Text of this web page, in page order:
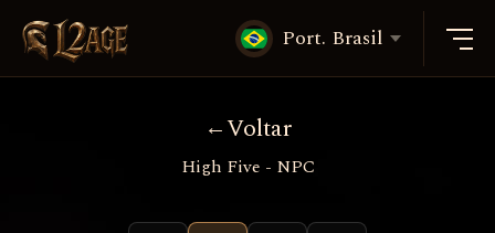
Port. Brasil
Voltar
High Five - NPC